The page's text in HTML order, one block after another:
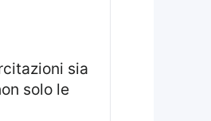
sia
solo le